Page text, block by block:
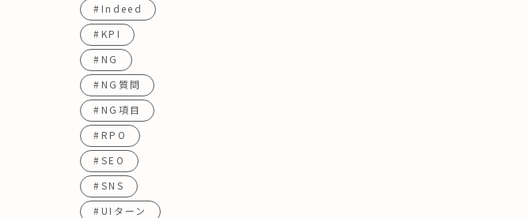
#Indeed
#KPI
#NG
#NG質問
#NG項目
#RPO
#SEO
#SNS
#UIターン